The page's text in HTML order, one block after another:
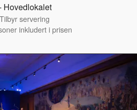
Hovedlokalet
Tilbyr servering
inkludert i prisen